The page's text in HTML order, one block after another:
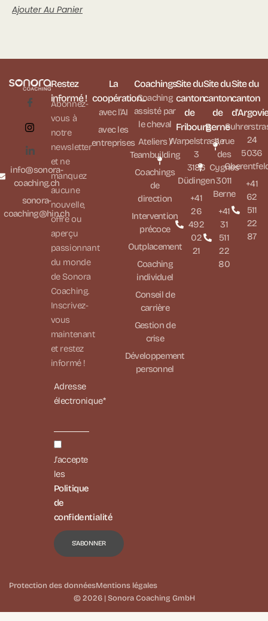
Ajouter Au Panier
info@sonora-
coaching.ch
sonora-
coaching@hin.ch
Restez
informé !
Abonnez-
vous à
notre
newsletter
et ne
manquez
aucune
nouvelle,
offre ou
aperçu
passionnant
du monde
de Sonora
Coaching.
Inscrivez-
vous
maintenant
et restez
informé !
Adresse
électronique*
J'accepte
les
Politique
de
confidentialité
La
coopération...
avec l'AI
avec les
entreprises
Coachings
Coaching
assisté par
le cheval
Ateliers /
Teambuilding
Coachings
de
direction
Intervention
précoce
Outplacement
Coaching
individuel
Conseil de
carrière
Gestion de
crise
Développement
personnel
Site du
canton
de
Fribourg
Warpelstrasse
3
3186
Düdingen
+41
26
492
02
21
Site du
canton
de
Berne
11, rue
des
Cygnes
3011
Berne
+41
31
511
22
80
Site du
canton
d'Argovie
24
5036
+41
62
511
22
87
© 2026 | Sonora Coaching GmbH
Protection des donnéesMentions légales